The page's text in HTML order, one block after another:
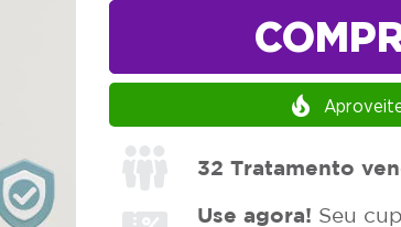
local_fire_department
32 Tratamento
Use agora! Seu